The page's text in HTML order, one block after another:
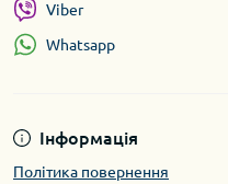
Інформація
Політика повернення
Viber
Whatsapp